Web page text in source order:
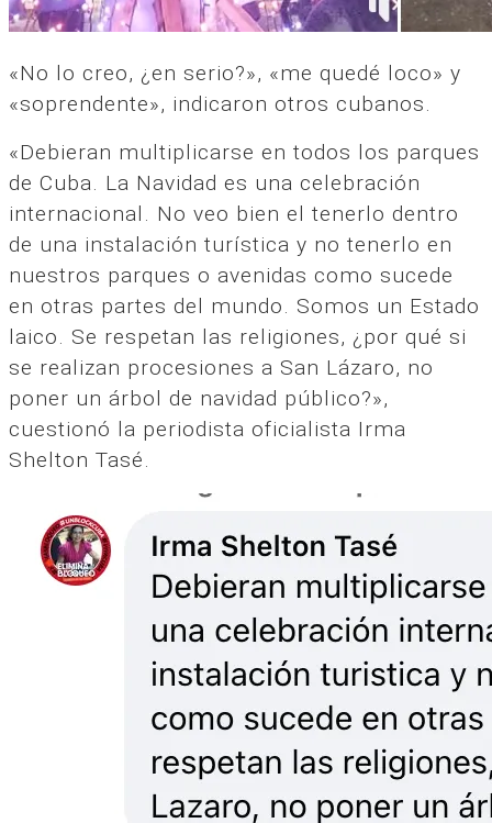
«No lo creo, ¿en serio?», «me quedé loco» y
«soprendente», indicaron otros cubanos.
«Debieran multiplicarse en todos los parques
de Cuba. La Navidad es una celebración
internacional. No veo bien el tenerlo dentro
de una instalación turística y no tenerlo en
nuestros parques o avenidas como sucede
en otras partes del mundo. Somos un Estado
laico. Se respetan las religiones, ¿por qué si
se realizan procesiones a San Lázaro, no
poner un árbol de navidad público?»,
cuestionó la periodista oficialista Irma
Shelton Tasé.